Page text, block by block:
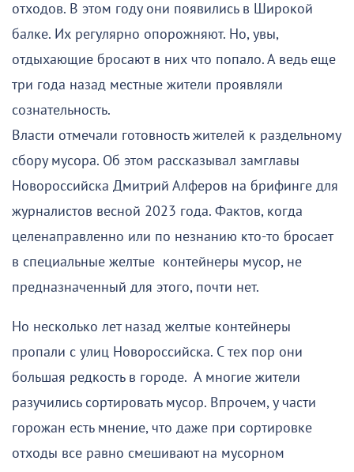
отходов. В этом году они появились в Широкой
балке. Их регулярно опорожняют. Но, увы,
отдыхающие бросают в них что попало. А ведь еще
три года назад местные жители проявляли
сознательность.
Власти отмечали готовность жителей к раздельному
сбору мусора. Об этом рассказывал замглавы
Новороссийска Дмитрий Алферов на брифинге для
журналистов весной 2023 года. Фактов, когда
целенаправленно или по незнанию кто-то бросает
в специальные желтые контейнеры мусор, не
предназначенный для этого, почти нет.
Но несколько лет назад желтые контейнеры
пропали с улиц Новороссийска. С тех пор они
большая редкость в городе. А многие жители
разучились сортировать мусор. Впрочем, у части
горожан есть мнение, что даже при сортировке
отходы все равно смешивают на мусорном